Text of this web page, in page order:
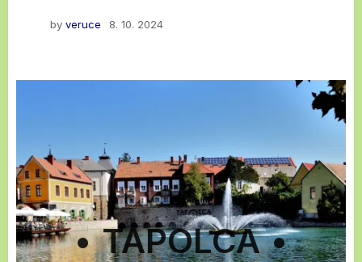
by veruce 8. 10. 2024
•TAPOLCA•